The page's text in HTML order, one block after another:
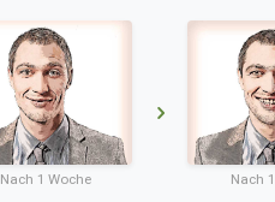
Nach 1 Woche Nach